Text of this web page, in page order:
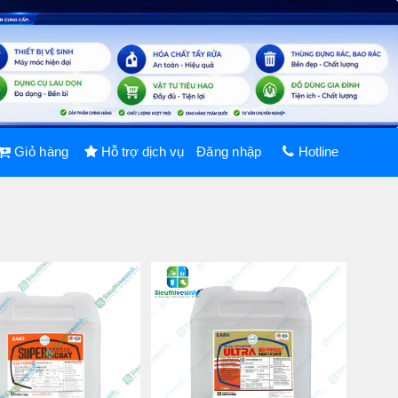
Giỏ hàng Hỗ trợ dịch vụ Đăng nhập Hotline